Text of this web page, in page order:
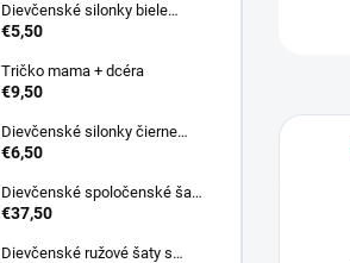
Dievčenské silonky biele
Linda
€5,50
Tričko mama + dcéra
€9,50
Dievčenské silonky čierne
Lurex
€6,50
Dievčenské spoločenské šaty
s bolerkom jemno ružové
€37,50
Dievčenské ružové šaty s